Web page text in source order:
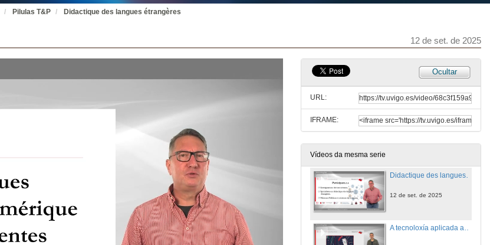
Pilulas T&P Didactique des langues étrangères
12 de set. de 2025
Ocultar
URL:
IFRAME:
Vídeos da mesma serie
Traducir en la era digital
12 de set. de 2025
12 de set. de 2025
A tecnoloxía aplicada ao tratamento automático das linguas